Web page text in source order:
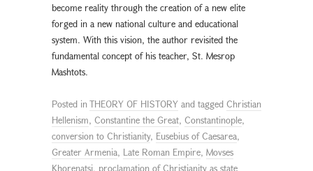
become reality through the creation of a new elite
forged in a new national culture and educational
system. With this vision, the author revisited the
fundamental concept of his teacher, St. Mesrop
Mashtots.
Posted inTHEORY OF HISTORY and tagged Christian
Hellenism, Constantine the Great, Constantinople,
conversion to Christianity, Eusebius of Caesarea,
Greater Armenia, Late Roman Empire, Movses
Khorenatsi, proclamation of Christianity as state